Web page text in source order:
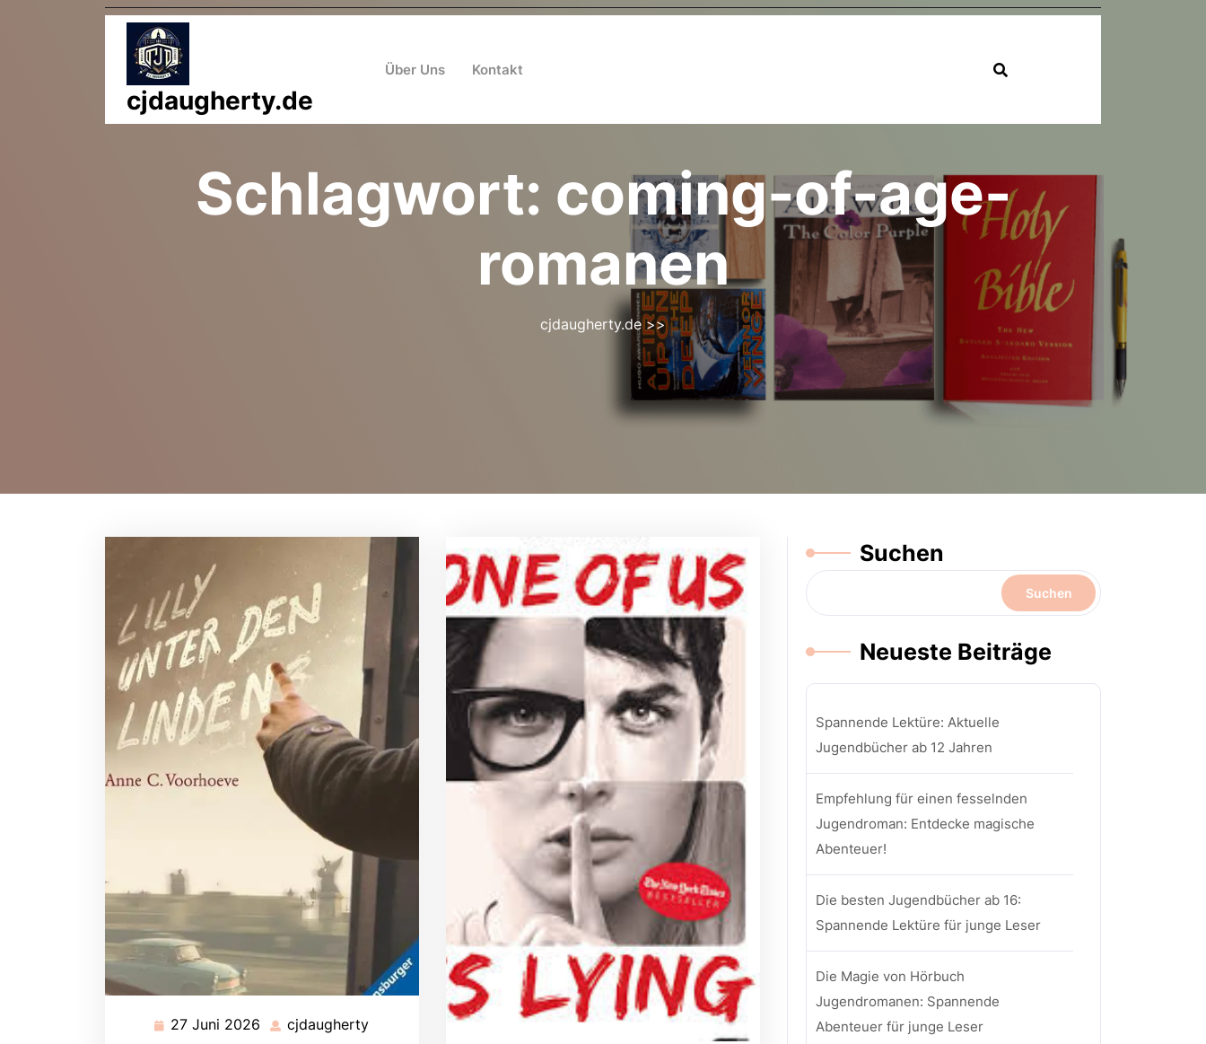
cjdaugherty.de
Über Uns Kontakt
Schlagwort: coming-of-age-
romanen
cjdaugherty.de>>
27 Juni 2026 27 cjdaugherty
Suchen
Suchen
Neueste Beiträge
Spannende Lektüre: Aktuelle
Jugendbücher ab 12 Jahren
Empfehlung für einen fesselnden
Jugendroman: Entdecke magische
Abenteuer!
Die besten Jugendbücher ab 16:
Spannende Lektüre für junge Leser
Die Magie von Hörbuch
Jugendromanen: Spannende
Abenteuer für junge Leser